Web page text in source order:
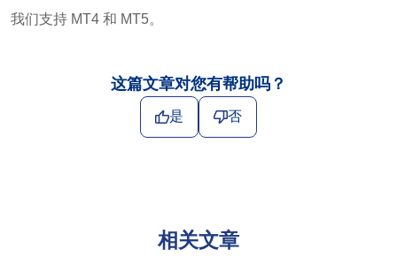
我们支持 MT4 和 MT5。
这篇文章对您有帮助吗？
是 否
相关文章